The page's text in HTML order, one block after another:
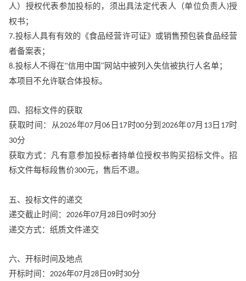
人）授权代表参加投标的，须出具法定代表人（单位负责人 )授
权书；
7.投标人具有有效的《食品经营许可证》或销售预包装食品经营
者备案表；
8.投标人不得在“信用中国”网站中被列入失信被执行人名单；
本项目不允许联合体投标。
四、招标文件的获取
获取时间：从2026年07月 06 日 17 时00分到 2026年07月 13日 17时
30分
获取方式：凡有意参加投标者持单位授权书购买招标文件。招
标文件每标段售价300元，售后不退。
五、投标文件的递交
递交截止时间： 2026年07月 28 日 09时30分
递交方式：纸质文件递交
六、开标时间及地点
开标时间： 2026年07月 28 日 09时30分